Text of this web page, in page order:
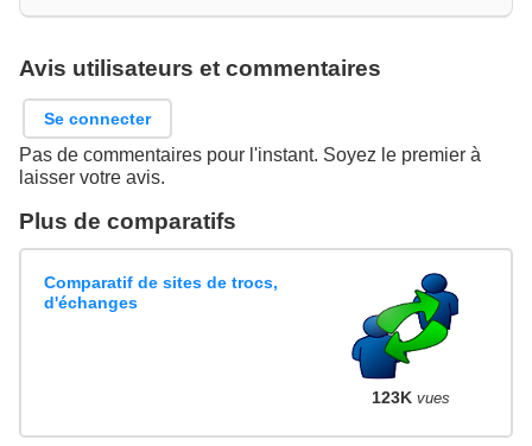
Avis utilisateurs et commentaires
Se connecter
Pas de commentaires pour l'instant. Soyez le premier à
laisser votre avis.
Plus de comparatifs
Comparatif de sites de trocs,
d'échanges
123K vues